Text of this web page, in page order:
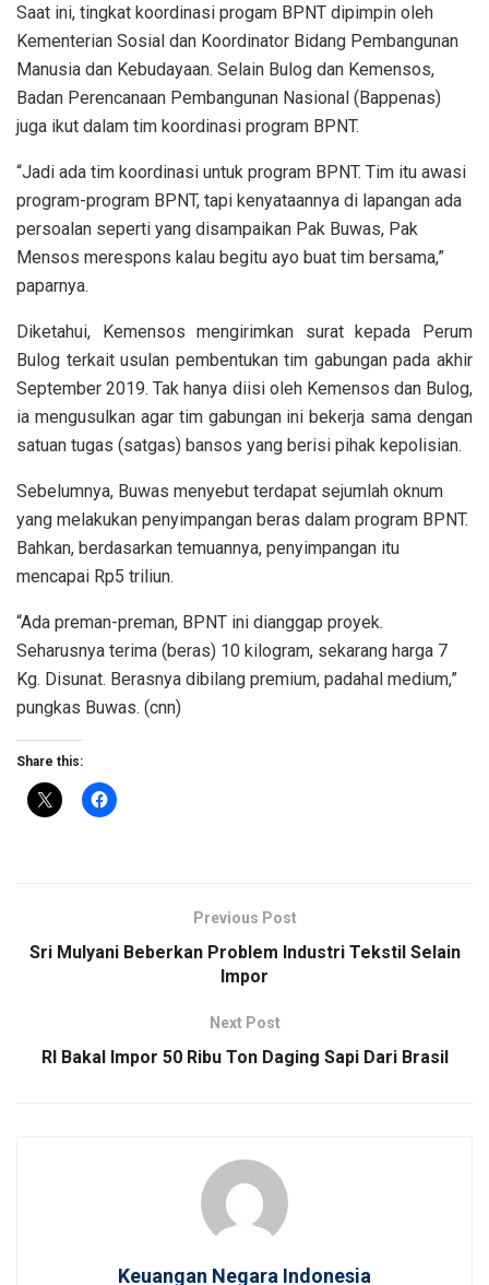
Saat ini, tingkat koordinasi progam BPNT dipimpin oleh
Kementerian Sosial dan Koordinator Bidang Pembangunan
Manusia dan Kebudayaan. Selain Bulog dan Kemensos,
Badan Perencanaan Pembangunan Nasional (Bappenas)
juga ikut dalam tim koordinasi program BPNT.
“Jadi ada tim koordinasi untuk program BPNT. Tim itu awasi
program-program BPNT, tapi kenyataannya di lapangan ada
persoalan seperti yang disampaikan Pak Buwas, Pak
Mensos merespons kalau begitu ayo buat tim bersama,”
paparnya.
Diketahui, Kemensos mengirimkan surat kepada Perum
Bulog terkait usulan pembentukan tim gabungan pada akhir
September 2019. Tak hanya diisi oleh Kemensos dan Bulog,
ia mengusulkan agar tim gabungan ini bekerja sama dengan
satuan tugas (satgas) bansos yang berisi pihak kepolisian.
Sebelumnya, Buwas menyebut terdapat sejumlah oknum
yang melakukan penyimpangan beras dalam program BPNT.
Bahkan, berdasarkan temuannya, penyimpangan itu
mencapai Rp5 triliun.
“Ada preman-preman, BPNT ini dianggap proyek.
Seharusnya terima (beras) 10 kilogram, sekarang harga 7
Kg. Disunat. Berasnya dibilang premium, padahal medium,”
pungkas Buwas. (cnn)
Share this:
Previous Post
Sri Mulyani Beberkan Problem Industri Tekstil Selain
Impor
Next Post
RI Bakal Impor 50 Ribu Ton Daging Sapi Dari Brasil
Keuangan Negara Indonesia